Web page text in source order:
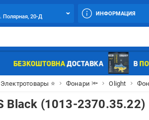
Полярная, 20-Д
ИНФОРМАЦИЯ
Электротовары ⭐ Фонари 🔦 Olight
Black (1013-2370.35.22)